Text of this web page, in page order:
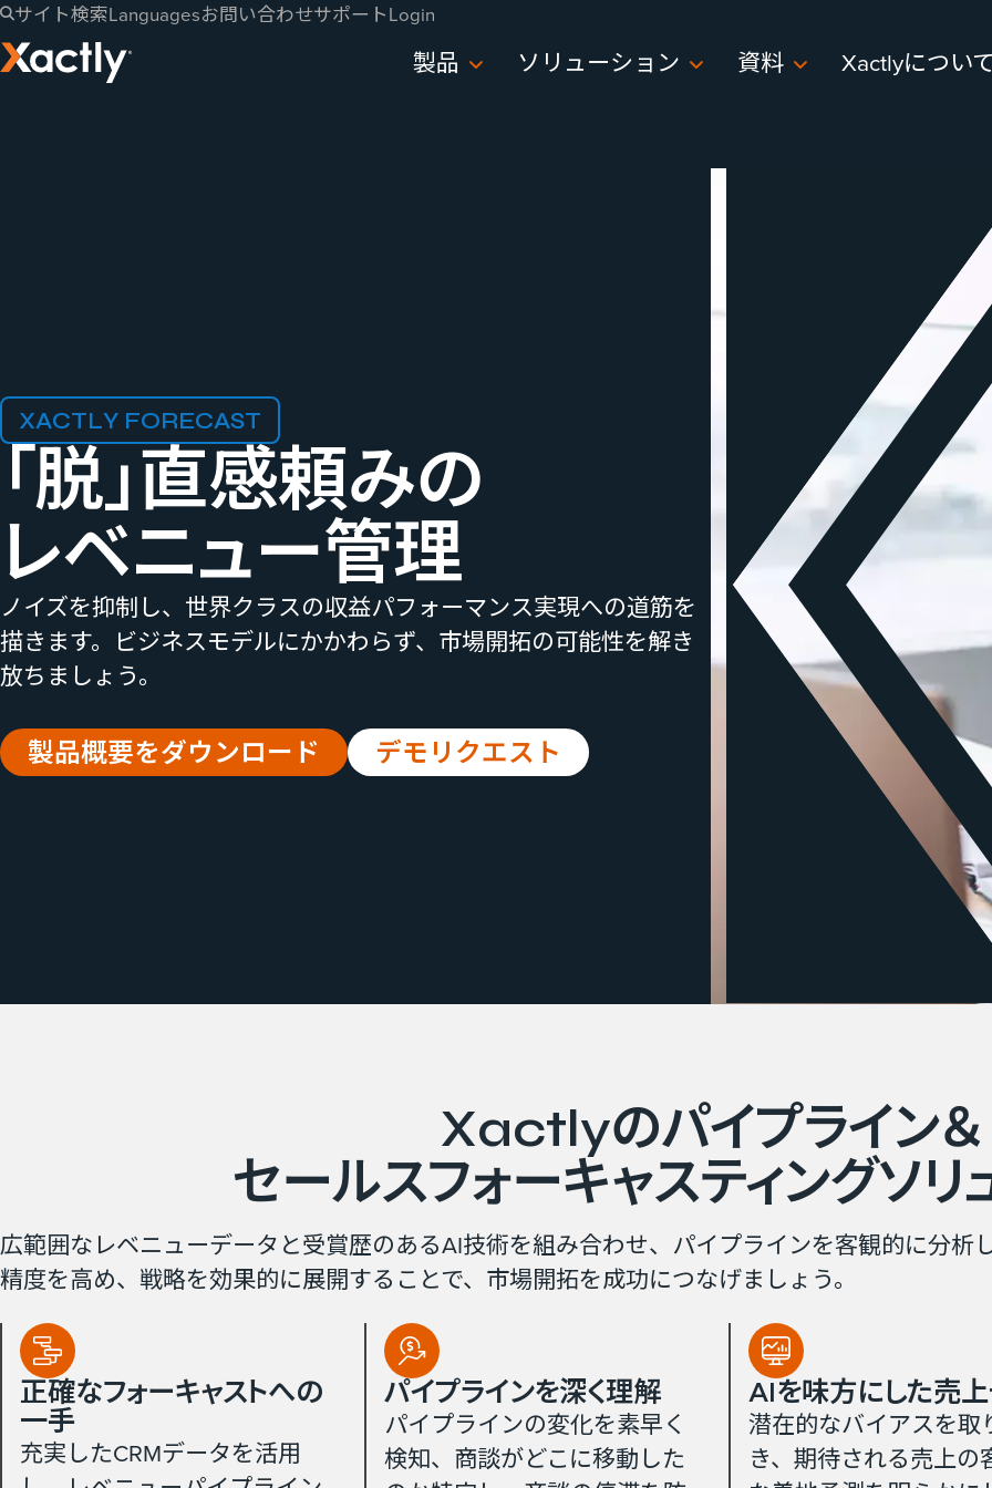
サイト検索Languagesお問い合わせサポートLogin
製品 ソリューション 資料 Xactlyについ
XACTLY FORECAST
「脱」​直感​頼みの​
レベニュー管理
ノイズを抑制し、世界クラスの収益パフォーマンス実現への道筋を
描きます。ビジネスモデルにかかわらず、市場開拓の可能性を解き
放ちましょう。
製品概要をダウンロード デモリクエスト
Xactlyの​パイプライン＆
セールスフォーキャスティングソリ
広範囲なレベニューデータと受賞歴のあるAI技術を組み合わせ、パイプラインを客観的に分析
精度を高め、戦略を効果的に展開することで、市場開拓を成功につなげましょう。
正確な​フォーキャストへの​
一手
充実したCRMデータを活用
パイプラインを​深く​理解
パイプラインの変化を素早く
検知、商談がどこに移動した
AIを​味方に​した売
潜在的なバイアスを取
き、期待される売上の